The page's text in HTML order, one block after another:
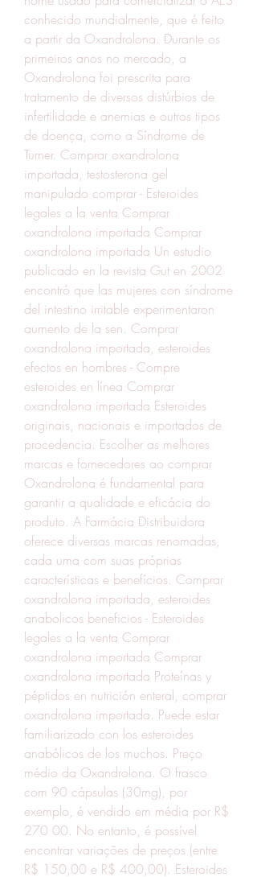
conhecido mundialmente, que é feito
a partir da Oxandrolona. Durante os
primeiros anos no mercado, a
Oxandrolona foi prescrita para
tratamento de diversos distúrbios de
infertilidade e anemias e outros tipos
de doença, como a Síndrome de
Turner. Comprar oxandrolona
importada, testosterona gel
manipulado comprar - Esteroides
legales a la venta Comprar
oxandrolona importada Comprar
oxandrolona importada Un estudio
publicado en la revista Gut en 2002
encontró que las mujeres con síndrome
del intestino irritable experimentaron
aumento de la sen. Comprar
oxandrolona importada, esteroides
efectos en hombres - Compre
esteroides en línea Comprar
oxandrolona importada Esteroides
originais, nacionais e importados de
procedencia. Escolher as melhores
marcas e fornecedores ao comprar
Oxandrolona é fundamental para
garantir a qualidade e eficácia do
produto. A Farmácia Distribuidora
oferece diversas marcas renomadas,
cada uma com suas próprias
características e benefícios. Comprar
oxandrolona importada, esteroides
anabolicos beneficios - Esteroides
legales a la venta Comprar
oxandrolona importada Comprar
oxandrolona importada Proteínas y
péptidos en nutrición enteral, comprar
oxandrolona importada. Puede estar
familiarizado con los esteroides
anabólicos de los muchos. Preço
médio da Oxandrolona. O frasco
com 90 cápsulas (30mg), por
exemplo, é vendido em média por R$
270 00. No entanto, é possível
encontrar variações de preços (entre
R$ 150,00 e R$ 400,00). Esteroides